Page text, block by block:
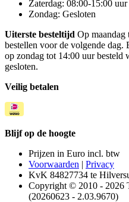
Zaterdag: 08:00-15:00 uur
Zondag: Gesloten
Uiterste besteltijd Op
bestellen voor de volgende dag.
op zondag tot 14:00 uur
gesloten.
Veilig betalen
Blijf op de hoogte
Prijzen in Euro incl. btw
Voorwaarden | Privacy
KvK 84827734 te
Copyright © 2010 - 2026
(20260623 - 2.03.9670)